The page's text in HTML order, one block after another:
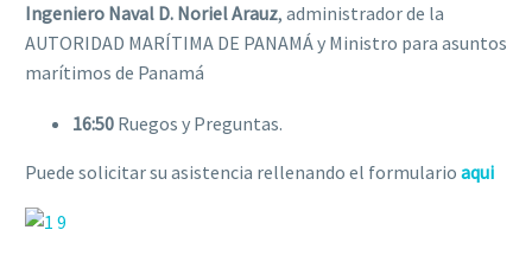
Ingeniero Naval D. Noriel Arauz, administrador de la
AUTORIDAD MARÍTIMA DE PANAMÁ y Ministro para asuntos
marítimos de Panamá
16:50 Ruegos y Preguntas.
Puede solicitar su asistencia rellenando el formulario aqui